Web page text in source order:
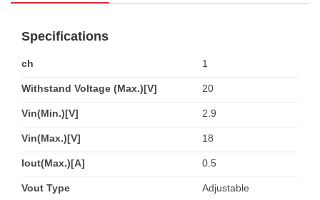
Specifications
ch 1
Withstand Voltage (Max.)[V] 20
Vin(Min.)[V] 2.9
Vin(Max.)[V] 18
Iout(Max.)[A] 0.5
Vout Type Adjustable